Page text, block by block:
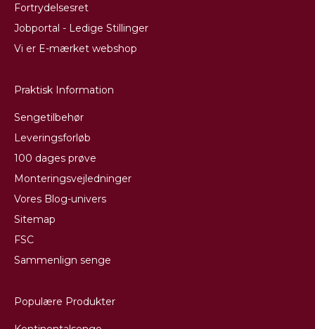
Fortrydelsesret
Jobportal - Ledige Stillinger
Vi er E-mærket webshop
Praktisk Information
Sengetilbehør
Leveringsforløb
100 dages prøve
Monteringsvejledninger
Vores Blog-univers
Sitemap
FSC
Sammenlign senge
Populære Produkter